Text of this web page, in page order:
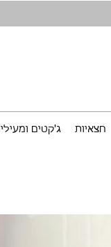
חצאיות ג'קטים